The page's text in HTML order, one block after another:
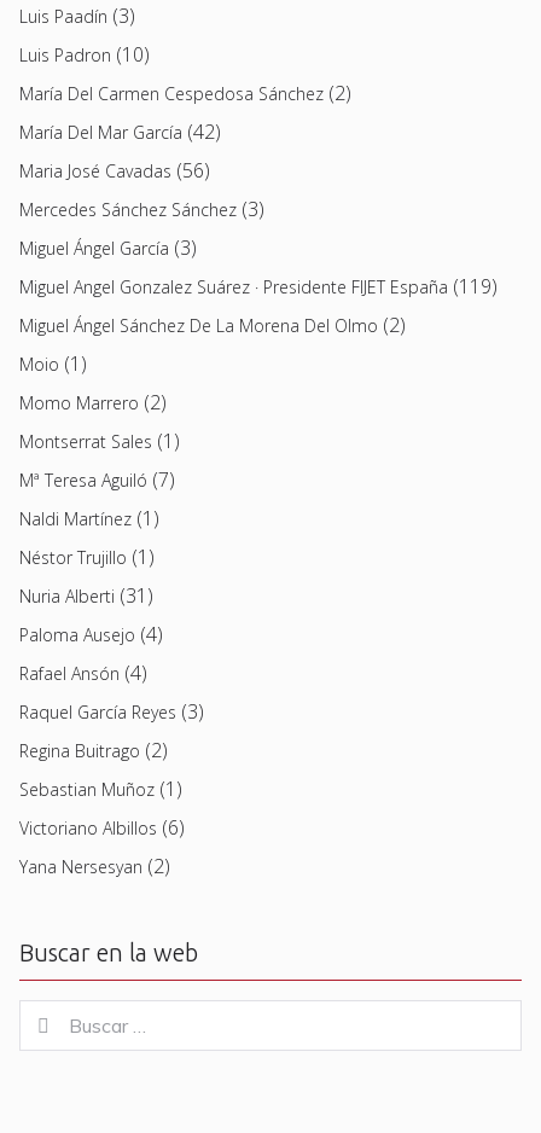
Luis Paadín (3)
Luis Padron (10)
María Del Carmen Cespedosa Sánchez (2)
María Del Mar García (42)
Maria José Cavadas (56)
Mercedes Sánchez Sánchez (3)
Miguel Ángel García (3)
Miguel Angel Gonzalez Suárez · Presidente FIJET España (119)
Miguel Ángel Sánchez De La Morena Del Olmo (2)
Moio (1)
Momo Marrero (2)
Montserrat Sales (1)
Mª Teresa Aguiló (7)
Naldi Martínez (1)
Néstor Trujillo (1)
Nuria Alberti (31)
Paloma Ausejo (4)
Rafael Ansón (4)
Raquel García Reyes (3)
Regina Buitrago (2)
Sebastian Muñoz (1)
Victoriano Albillos (6)
Yana Nersesyan (2)
Buscar en la web
for:
Buscar